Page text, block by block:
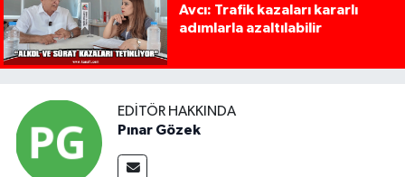
Avcı: Trafik kazaları kararlı
adımlarla azaltılabilir
EDITÖR HAKKINDA
Pınar Gözek